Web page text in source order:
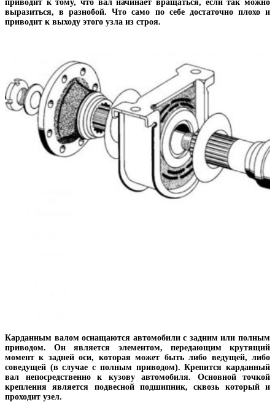
приводит к тому, что вал начинает вращаться, если так можно
выразиться, в разнобой. Что само по себе достаточно плохо и
приводит к выходу этого узла из строя.
Карданным валом оснащаются автомобили с задним или полным
приводом. Он является элементом, передающим крутящий
момент к задней оси, которая может быть либо ведущей, либо
соведущей (в случае с полным приводом). Крепится карданный
вал непосредственно к кузову автомобиля. Основной точкой
крепления является подвесной подшипник, сквозь который и
проходит узел.